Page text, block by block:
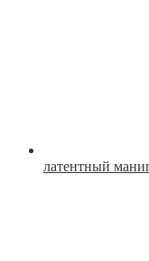
латентный